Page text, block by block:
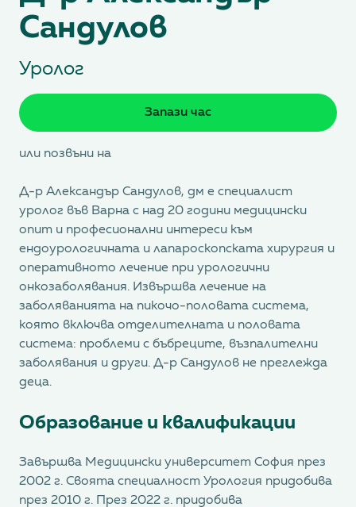
Сандулов
Уролог
Запази час
или позвъни на
Д-р Александър Сандулов, дм е специалист
уролог във Варна с над 20 години медицински
опит и професионални интереси към
ендоурологичната и лапароскопската хирургия и
оперативното лечение при урологични
онкозаболявания. Извършва лечение на
заболяванията на пикочо-половата система,
която включва отделителната и половата
система: проблеми с бъбреците, възпалителни
заболявания и други. Д-р Сандулов не преглежда
деца.
Образование и квалификации
Завършва Медицински университет София през
2002 г. Своята специалност Урология придобива
през 2010 г. През 2022 г. придобива